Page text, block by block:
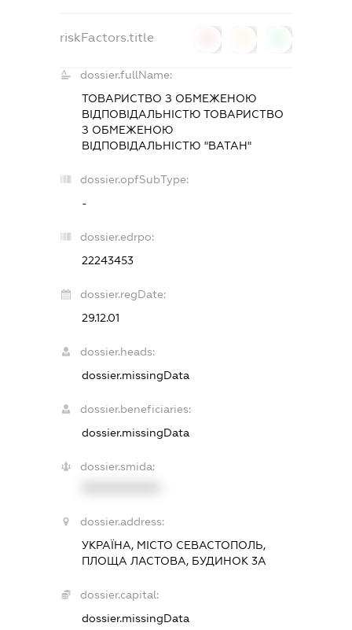
riskFactors.title
dossier.fullName:
ТОВАРИСТВО З ОБМЕЖЕНОЮ
ВІДПОВІДАЛЬНІСТЮ ТОВАРИСТВО
З ОБМЕЖЕНОЮ
ВІДПОВІДАЛЬНІСТЮ "ВАТАН"
dossier.opfSubType:
-
dossier.edrpo:
22243453
dossier.regDate:
29.12.01
dossier.heads:
dossier.missingData
dossier.beneficiaries:
dossier.missingData
dossier.smida:
dossier.address:
УКРАЇНА, МІСТО СЕВАСТОПОЛЬ,
ПЛОЩА ЛАСТОВА, БУДИНОК 3А
dossier.capital:
dossier.missingData